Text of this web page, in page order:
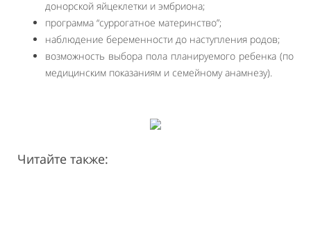
донорской яйцеклетки и эмбриона;
программа “суррогатное материнство”;
наблюдение беременности до наступления родов;
возможность выбора пола планируемого ребенка (по
медицинским показаниям и семейному анамнезу).
Читайте также: